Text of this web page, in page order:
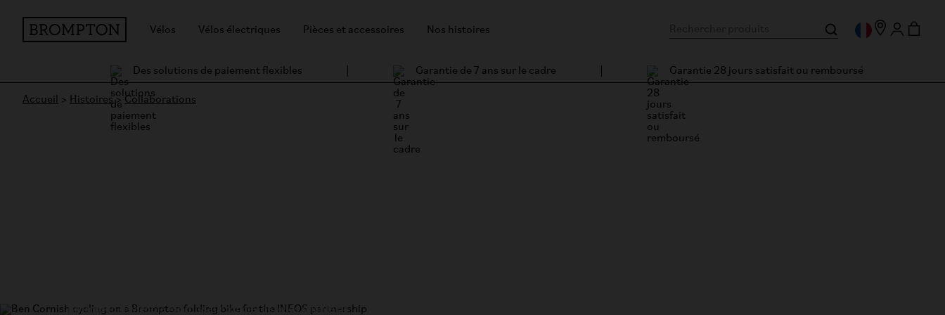
Vélos Vélos électriques Pièces et accessoires Nos histoires
Des solutions de paiement flexibles Garantie de 7 ans sur le cadre Garantie 28 jours satisfait ou remboursé
Accueil > Histoires>Collaborations
Brompton devient le fournisseur officiel de vélos pliants de